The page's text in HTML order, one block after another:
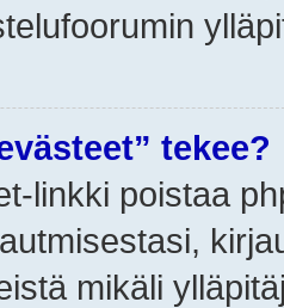
tekee?
linkki poistaa
mikäli